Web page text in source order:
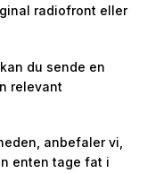
radiofront eller
du sende en
relevant
anbefaler vi,
enten tage fat i